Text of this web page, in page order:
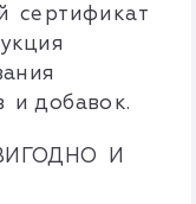
сертификат
и добавок.
И